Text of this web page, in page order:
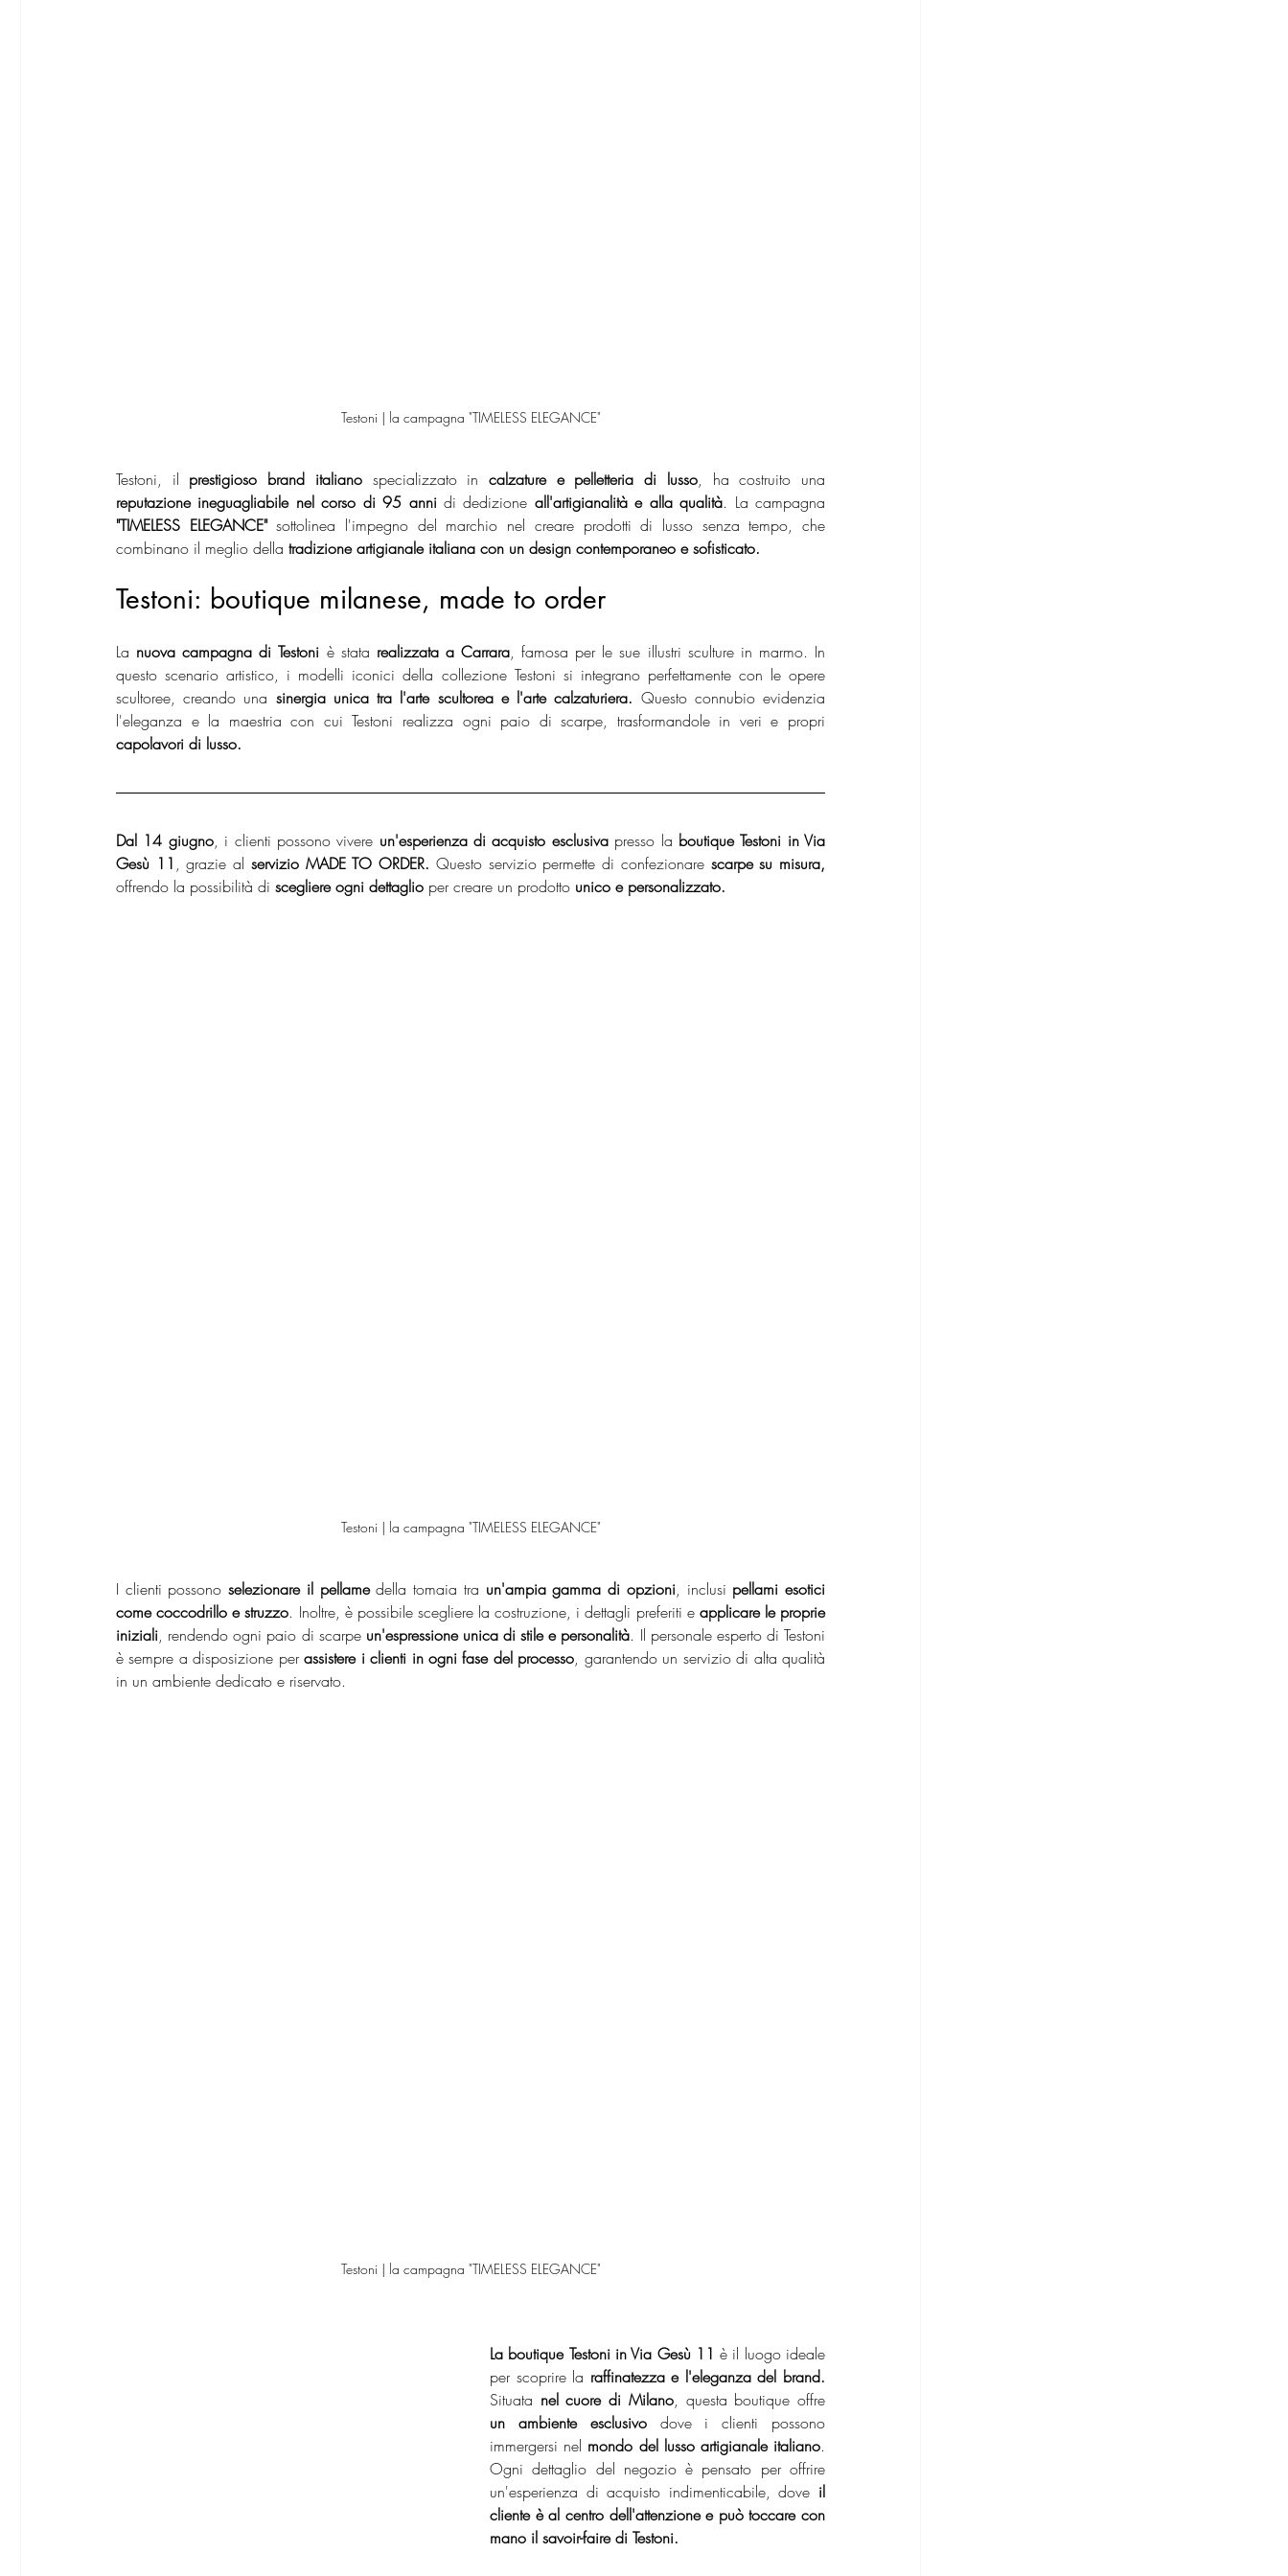
Testoni | la campagna "TIMELESS ELEGANCE"
Testoni, il prestigioso brand italiano specializzato in calzature e pelletteria di lusso
reputazione ineguagliabile nel corso di 95 anni di dedizione all'artigianalità e alla qualità
"TIMELESS ELEGANCE" sottolinea l'impegno del marchio nel creare prodotti di lusso senza tempo, che
combinano il meglio della tradizione artigianale italiana con un design contemporaneo e sofisticato.
Testoni: boutique milanese, made to order
La nuova campagna di Testoni è stata realizzata a Carrara, famosa per le sue illustri sculture in marmo. In
questo scenario artistico, i modelli iconici della collezione Testoni si integrano perfettamente con le opere
scultoree, creando una sinergia unica tra l'arte scultorea e l'arte calzaturiera. Questo connubio evidenzia
l'eleganza e la maestria con cui Testoni realizza ogni paio di scarpe, trasformandole in veri e propri
capolavori di lusso.
Dal 14 giugno, i clienti possono vivere un'esperienza di acquisto esclusiva presso la boutique Testoni in Via
Gesù 11 , grazie al servizio MADE TO ORDER. Questo servizio permette di confezionare
offrendo la possibilità di scegliere ogni dettaglio per creare un prodotto unico e personalizzato.
Testoni | la campagna "TIMELESS ELEGANCE"
I clienti possono selezionare il pellame della tomaia tra un'ampia gamma di opzioni, inclusi pellami esotici
come coccodrillo e struzzo. Inoltre, è possibile scegliere la costruzione, i dettagli preferiti e applicare le proprie
iniziali, rendendo ogni paio di scarpe un'espressione unica di stile e personalità. Il personale esperto di Testoni
è sempre a disposizione per assistere i clienti in ogni fase del processo, garantendo un servizio di alta qualità
in un ambiente dedicato e riservato.
Testoni | la campagna "TIMELESS ELEGANCE"
La boutique Testoni in Via Gesù 11 è il luogo ideale
per scoprire la
Situata nel cuore di Milano
un ambiente esclusivo dove i clienti possono
immergersi nel mondo del lusso artigianale italiano.
Ogni dettaglio del negozio è pensato per offrire
un'esperienza di acquisto indimenticabile, dove il
cliente è al centro dell'attenzione e può toccare con
mano il savoir-faire di Testoni.